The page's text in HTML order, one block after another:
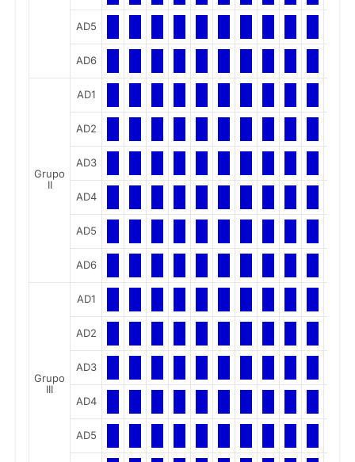
AD5
AD6
Grupo
II
AD1
AD2
AD3
AD4
AD5
AD6
Grupo
III
AD1
AD2
AD3
AD4
AD5